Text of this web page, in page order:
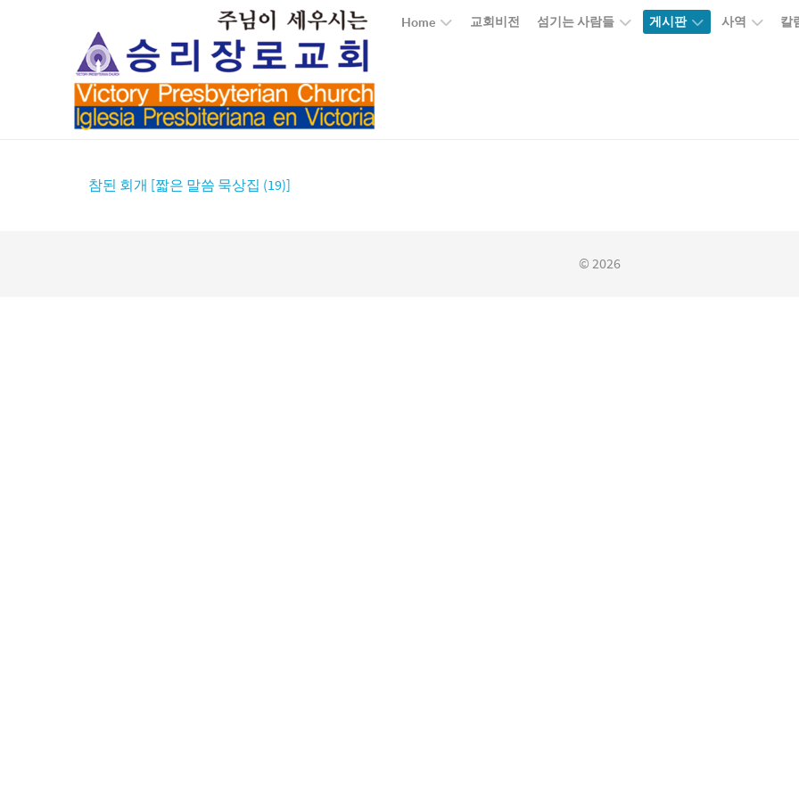
Home 교회비전 섬기는 사람들 게시판 사역 칼
참된 회개 [짧은 말씀 묵상집 (19)]
© 2026